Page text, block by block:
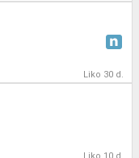
Liko 30 d.